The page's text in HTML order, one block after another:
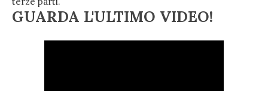
GUARDA L'ULTIMO VIDEO!